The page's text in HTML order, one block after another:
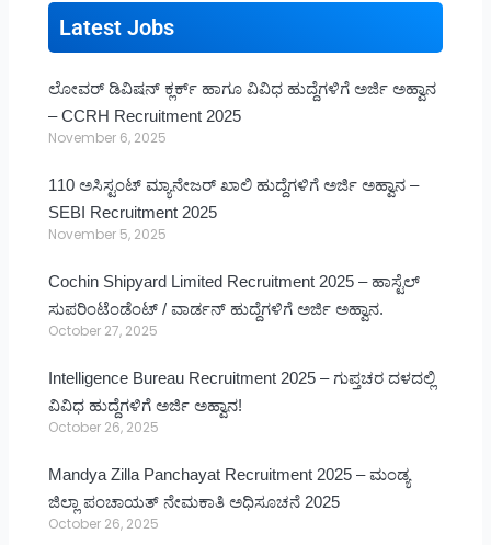
Latest Jobs
ಲೋವರ್ ಡಿವಿಷನ್ ಕ್ಲರ್ಕ್ ಹಾಗೂ ವಿವಿಧ ಹುದ್ದೆಗಳಿಗೆ ಅರ್ಜಿ ಅಹ್ವಾನ
– CCRH Recruitment 2025
November 6, 2025
110 ಅಸಿಸ್ಟಂಟ್ ಮ್ಯಾನೇಜರ್ ಖಾಲಿ ಹುದ್ದೆಗಳಿಗೆ ಅರ್ಜಿ ಅಹ್ವಾನ –
SEBI Recruitment 2025
November 5, 2025
Cochin Shipyard Limited Recruitment 2025 – ಹಾಸ್ಟೆಲ್
ಸುಪರಿಂಟೆಂಡೆಂಟ್ / ವಾರ್ಡನ್ ಹುದ್ದೆಗಳಿಗೆ ಅರ್ಜಿ ಅಹ್ವಾನ.
October 27, 2025
Intelligence Bureau Recruitment 2025 – ಗುಪ್ತಚರ ದಳದಲ್ಲಿ
ವಿವಿಧ ಹುದ್ದೆಗಳಿಗೆ ಅರ್ಜಿ ಅಹ್ವಾನ!
October 26, 2025
Mandya Zilla Panchayat Recruitment 2025 – ಮಂಡ್ಯ
ಜಿಲ್ಲಾ ಪಂಚಾಯತ್ ನೇಮಕಾತಿ ಅಧಿಸೂಚನೆ 2025
October 26, 2025